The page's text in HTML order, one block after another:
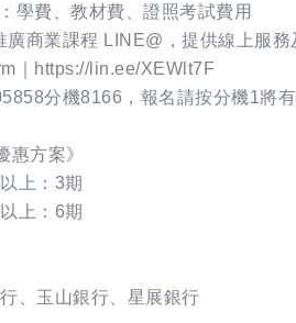
學費、教材費、證照考試費用
商業課程 LINE@，提供線上服務
｜https://lin.ee/XEWlt7F
分機8166，報名請按分機1將
惠方案》
上：3期
上：6期
、玉山銀行、星展銀行